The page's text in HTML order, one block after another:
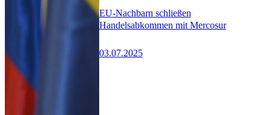
EU-Nachbarn schließen
Handelsabkommen mit Mercosur
03.07.2025